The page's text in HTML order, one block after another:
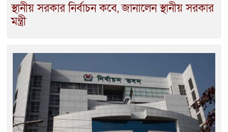
স্থানীয় সরকার নির্বাচন কবে, জানালেন স্থানীয় সরকার
মন্ত্রী